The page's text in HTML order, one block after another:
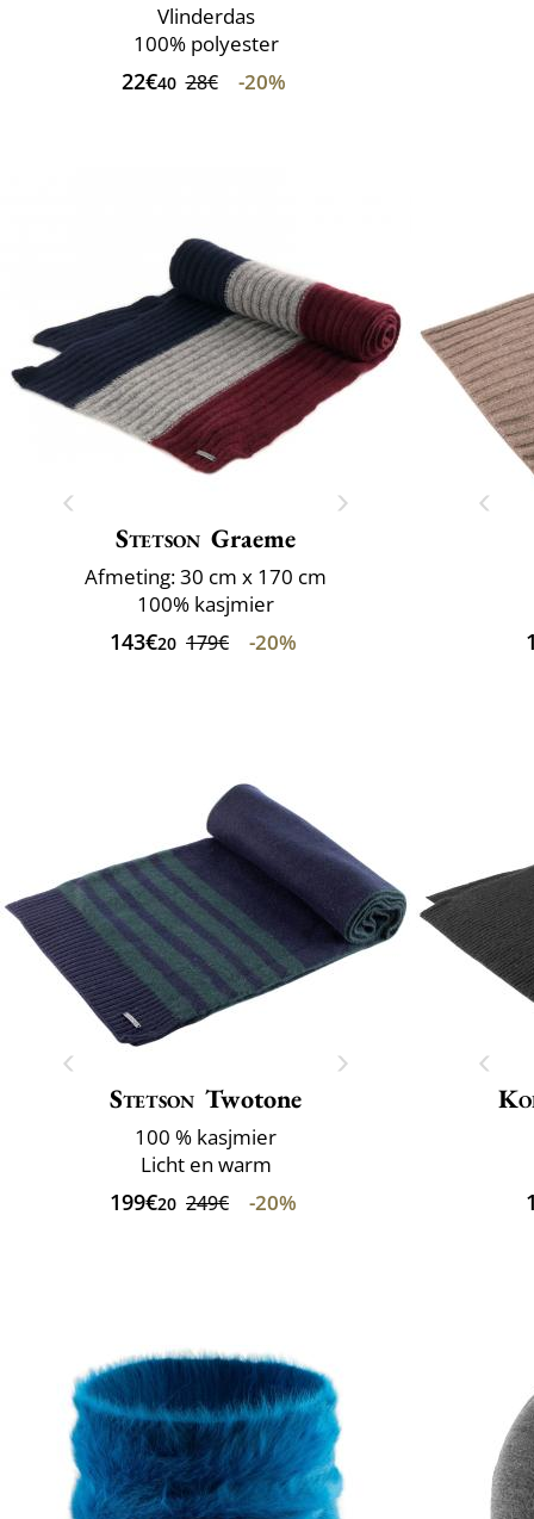
Vlinderdas
100% polyester
22€40 28€ -20%
Stetson Graeme
Afmeting: 30 cm x 170 cm
100% kasjmier
143€20 179€ -20%
Stetson Twotone
100 % kasjmier
Licht en warm
199€20 249€ -20%